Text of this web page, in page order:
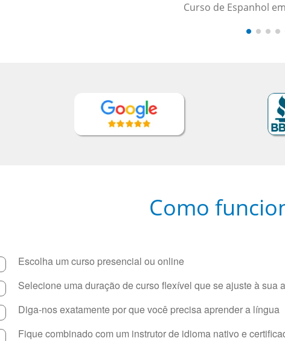
Curso de Espanhol em
Como
Escolha um curso presencial ou online
Selecione uma duração de curso flexível que se ajuste à sua
Diga-nos exatamente por que você precisa aprender a língua
Fique combinado com um instrutor de idioma nativo e